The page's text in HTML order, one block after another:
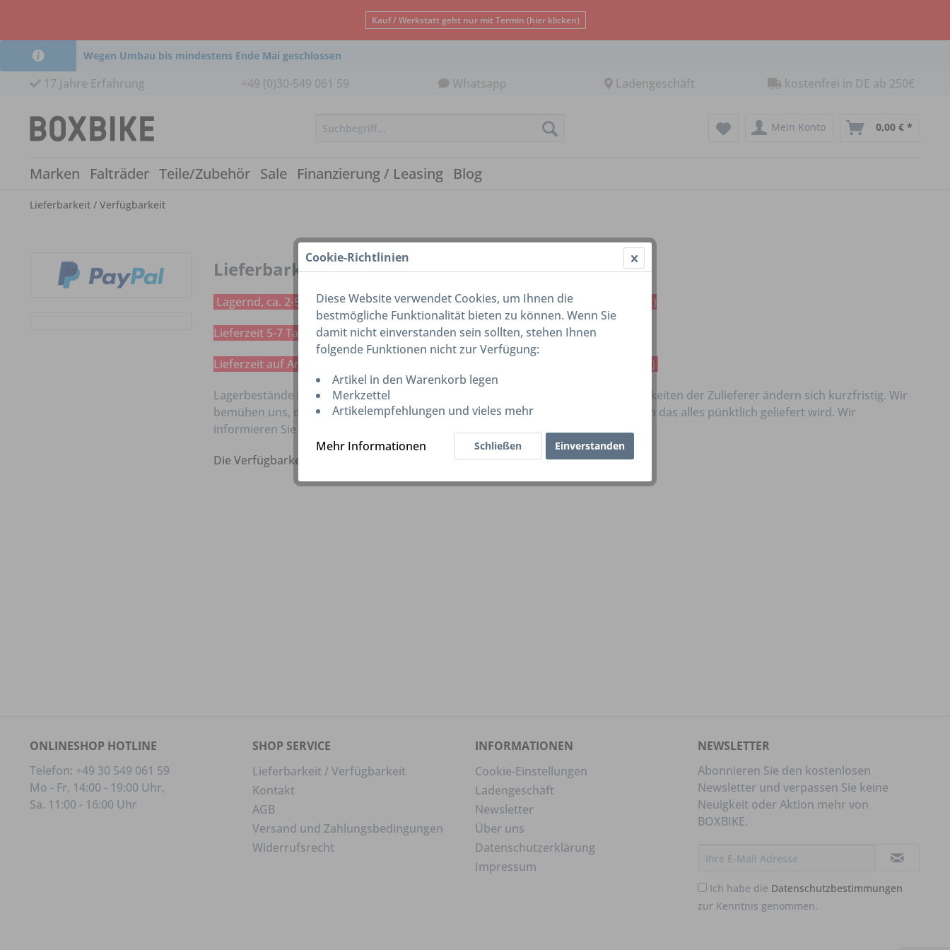
Kauf / Werkstatt geht nur mit Termin (hier klicken)
Wegen Umbau bis mindestens Ende Mai geschlossen
17 Jahre Erfahrung +49 (0)30-549 061 59 Whatsapp Ladengeschäft kostenfrei in DE ab 250€
Mein Konto 0,00 € *
Marken Falträder Teile/Zubehör Sale Finanzierung / Leasing Blog
Lieferbarkeit / Verfügbarkeit
Lieferbarkeit / Verfügbarkeit
Lagernd, ca. 2-5 Werktage (ist bei uns direkt vorhanden und im Laden abholbereit)
Lieferzeit 5-7 Tage (Ware wird u.U. extern bestellt oder Ware im Zulauf)
Lieferzeit auf Anfrage - (ausverkauft / Ware ist neu bestellt / Lieferzeit auf Anfrage)
Lagerbestände können auch in Ausnahmefällen fehlerhaft sein oder die Lieferbarkeiten der Zulieferer ändern sich kurzfristig. Wir
bemühen uns, das zu vermeiden. Daher können wir nicht immer 100% garantieren das alles pünktlich geliefert wird. Wir
informieren Sie darüber.
Die Verfügbarkeit unseres Lagers kannst Du per Chat (unten links) erfragen.
ONLINESHOP HOTLINE
Telefon: +49 30 549 061 59
Mo - Fr, 14:00 - 19:00 Uhr,
Sa. 11:00 - 16:00 Uhr
SHOP SERVICE
Lieferbarkeit / Verfügbarkeit
Kontakt
AGB
Versand und Zahlungsbedingungen
Widerrufsrecht
INFORMATIONEN
Cookie-Einstellungen
Ladengeschäft
Newsletter
Über uns
Datenschutzerklärung
Impressum
NEWSLETTER
Abonnieren Sie den kostenlosen
Newsletter und verpassen Sie keine
Neuigkeit oder Aktion mehr von
BOXBIKE.
Ich habe die Datenschutzbestimmungen
zur Kenntnis genommen.
Cookie-Richtlinien
Diese Website verwendet Cookies, um Ihnen die
bestmögliche Funktionalität bieten zu können. Wenn Sie
damit nicht einverstanden sein sollten, stehen Ihnen
folgende Funktionen nicht zur Verfügung:
Artikel in den Warenkorb legen
Merkzettel
Artikelempfehlungen und vieles mehr
Mehr Informationen Einverstanden
Schließen